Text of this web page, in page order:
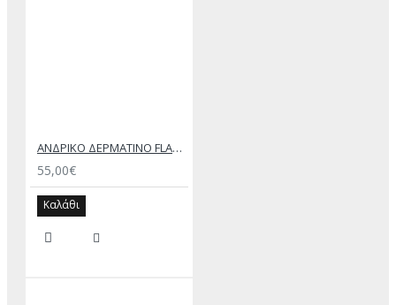
ΑΝΔΡΙΚΟ ΔΕΡΜΑΤΙΝΟ FLAT ΣΑΝΔΑΛΙ ΜΑΥΡΟ ΔΟΥΚΑΣ
55,00€
Καλάθι